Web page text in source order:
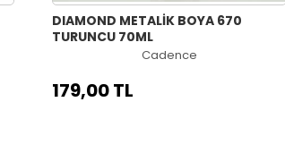
DIAMOND METALİK BOYA 670
TURUNCU 70ML
Cadence
179,00 TL